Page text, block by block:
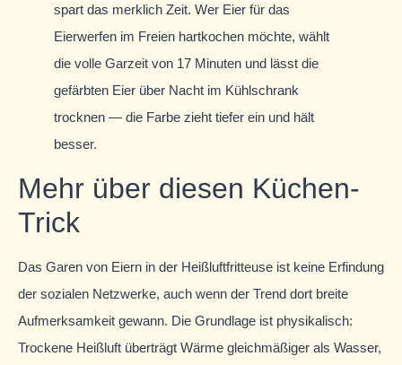
spart das merklich Zeit. Wer Eier für das
Eierwerfen im Freien hartkochen möchte, wählt
die volle Garzeit von 17 Minuten und lässt die
gefärbten Eier über Nacht im Kühlschrank
trocknen — die Farbe zieht tiefer ein und hält
besser.
Mehr über diesen Küchen-
Trick
Das Garen von Eiern in der Heißluftfritteuse ist keine Erfindung
der sozialen Netzwerke, auch wenn der Trend dort breite
Aufmerksamkeit gewann. Die Grundlage ist physikalisch:
Trockene Heißluft überträgt Wärme gleichmäßiger als Wasser,